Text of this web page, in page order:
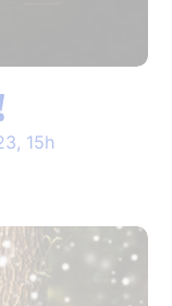
15h